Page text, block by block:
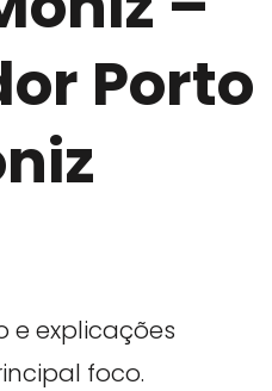
Porto
e explicações
foco.